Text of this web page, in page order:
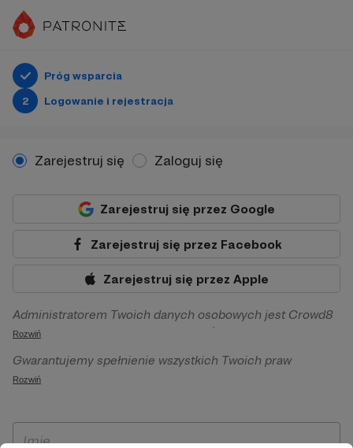
Próg wsparcia
2
Logowanie i rejestracja
Zarejestruj się Zaloguj się
Zarejestruj się przez Google
Zarejestruj się przez Facebook
Zarejestruj się przez Apple
Administratorem Twoich danych osobowych jest Crowd8
sp. z o.o. z siedziba w Warszawie, ul. Żwirki i Wigury 16, 02-
092 Warszawa. Twoje dane osobowe będą przetwarzane w
szczególności w celu wykonania umowy zawartej z Tobą, w
Patronite.pl, w tym możliwości dokonywania oraz
Rozwiń
Gwarantujemy spełnienie wszystkich Twoich praw
wynikających z ogólnego rozporządzenia o ochronie
ich przenoszenia, niepodlegania zautomatyzowanemu
Rozwiń